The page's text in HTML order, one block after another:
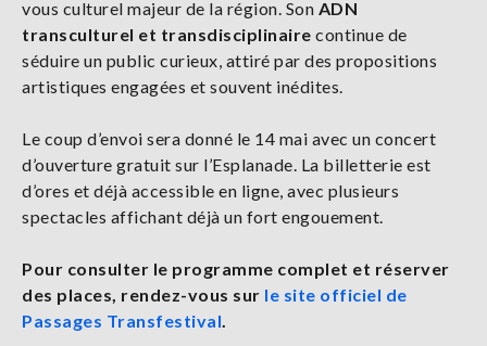
vous culturel majeur de la région. Son ADN
transculturel et transdisciplinaire continue de
séduire un public curieux, attiré par des propositions
artistiques engagées et souvent inédites.
Le coup d’envoi sera donné le 14 mai avec un concert
d’ouverture gratuit sur l’Esplanade. La billetterie est
d’ores et déjà accessible en ligne, avec plusieurs
spectacles affichant déjà un fort engouement.
Pour consulter le programme complet et réserver
des places, rendez-vous sur le site officiel de
Passages Transfestival